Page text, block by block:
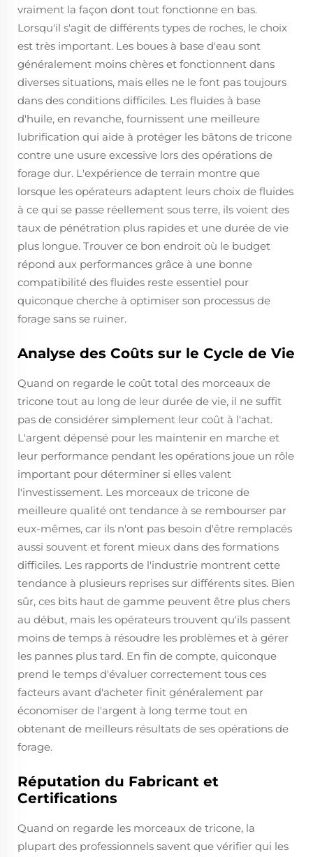
vraiment la façon dont tout fonctionne en bas.
Lorsqu'il s'agit de différents types de roches, le choix
est très important. Les boues à base d'eau sont
généralement moins chères et fonctionnent dans
diverses situations, mais elles ne le font pas toujours
dans des conditions difficiles. Les fluides à base
d'huile, en revanche, fournissent une meilleure
lubrification qui aide à protéger les bâtons de tricone
contre une usure excessive lors des opérations de
forage dur. L'expérience de terrain montre que
lorsque les opérateurs adaptent leurs choix de fluides
à ce qui se passe réellement sous terre, ils voient des
taux de pénétration plus rapides et une durée de vie
plus longue. Trouver ce bon endroit où le budget
répond aux performances grâce à une bonne
compatibilité des fluides reste essentiel pour
quiconque cherche à optimiser son processus de
forage sans se ruiner.
Analyse des Coûts sur le Cycle de Vie
Quand on regarde le coût total des morceaux de
tricone tout au long de leur durée de vie, il ne suffit
pas de considérer simplement leur coût à l'achat.
L'argent dépensé pour les maintenir en marche et
leur performance pendant les opérations joue un rôle
important pour déterminer si elles valent
l'investissement. Les morceaux de tricone de
meilleure qualité ont tendance à se rembourser par
eux-mêmes, car ils n'ont pas besoin d'être remplacés
aussi souvent et forent mieux dans des formations
difficiles. Les rapports de l'industrie montrent cette
tendance à plusieurs reprises sur différents sites. Bien
sûr, ces bits haut de gamme peuvent être plus chers
au début, mais les opérateurs trouvent qu'ils passent
moins de temps à résoudre les problèmes et à gérer
les pannes plus tard. En fin de compte, quiconque
prend le temps d'évaluer correctement tous ces
facteurs avant d'acheter finit généralement par
économiser de l'argent à long terme tout en
obtenant de meilleurs résultats de ses opérations de
forage.
Réputation du Fabricant et
Certifications
Quand on regarde les morceaux de tricone, la
plupart des professionnels savent que vérifier qui les